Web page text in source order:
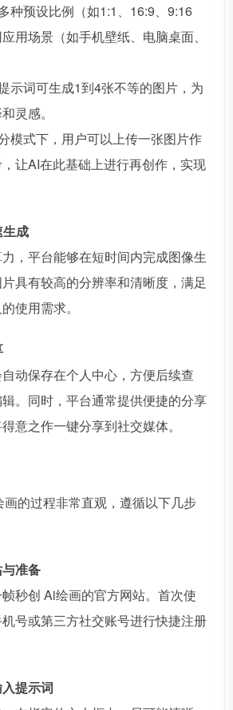
种预设比例（如1:1、16:9、9:16
用场景（如手机壁纸、电脑桌面、
示词可生成1到4张不等的图片，为
灵感。
模式下，用户可以上传一张图片作
让AI在此基础上进行再创作，实现
成
，平台能够在短时间内完成图像生
具有较高的分辨率和清晰度，满足
使用需求。
动保存在个人中心，方便后续查
。同时，平台通常提供便捷的分享
意之作一键分享到社交媒体。
的过程非常直观，遵循以下几步
准备
秒创 Ai绘画的官方网站。首次使
号或第三方社交账号进行快捷注册
提示词